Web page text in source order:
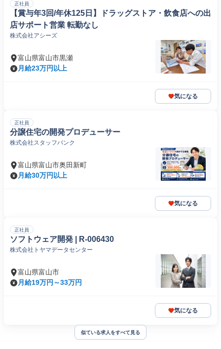
正社員
【賞与年3回/年休125日】ドラッグストア・飲食店への出
店サポート営業 転勤なし
株式会社アシーズ
富山県富山市黒瀬
月給23万円以上
気になる
正社員
分譲住宅の開発プロデューサー
株式会社スタッフバンク
富山県富山市奥田新町
月給30万円以上
気になる
正社員
ソフトウェア開発 | R-006430
株式会社トヤマデータセンター
富山県富山市
月給19万円～33万円
気になる
似ている求人をすべて見る